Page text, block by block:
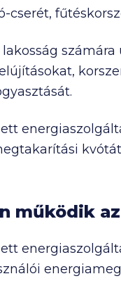
cserét,
lakosság
működik